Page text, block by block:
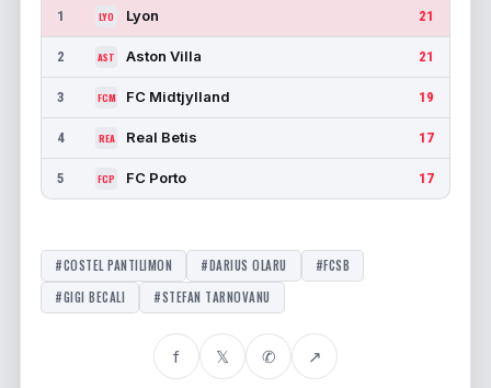
1 LYO Lyon 21
2 AST Aston Villa 21
3 FCM FC Midtjylland 19
4 REA Real Betis 17
5 FCP FC Porto 17
#COSTEL PANTILIMON #DARIUS OLARU
#FCSB
#GIGI BECALI
#STEFAN TARNOVANU
f 𝕏 ✆ ↗